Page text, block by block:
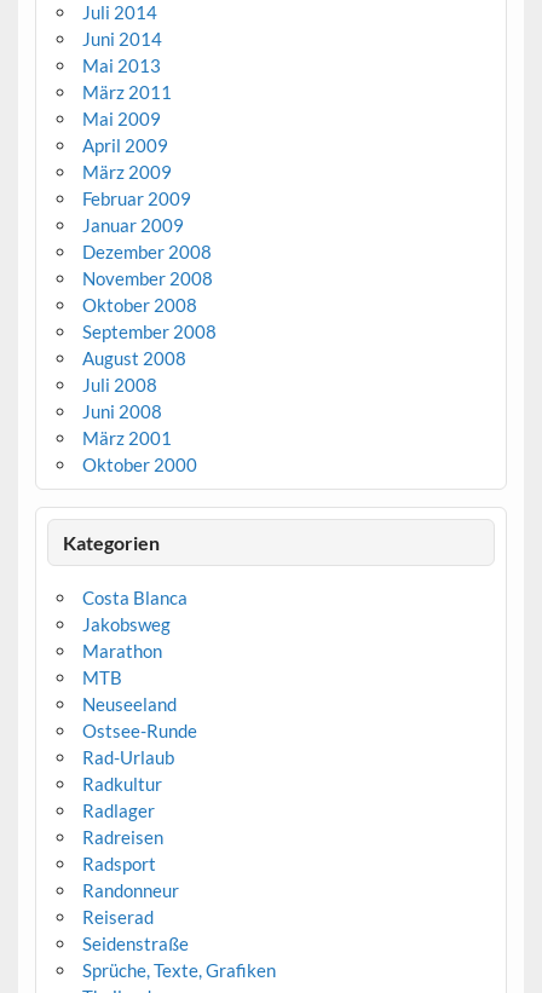
Juli 2014
Juni 2014
Mai 2013
März 2011
Mai 2009
April 2009
März 2009
Februar 2009
Januar 2009
Dezember 2008
November 2008
Oktober 2008
September 2008
August 2008
Juli 2008
Juni 2008
März 2001
Oktober 2000
Kategorien
Costa Blanca
Jakobsweg
Marathon
MTB
Neuseeland
Ostsee-Runde
Rad-Urlaub
Radkultur
Radlager
Radreisen
Radsport
Randonneur
Reiserad
Seidenstraße
Sprüche, Texte, Grafiken